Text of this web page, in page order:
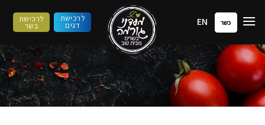
לתוכן
כשר EN לרכישת
דגים
לרכישת
בשר